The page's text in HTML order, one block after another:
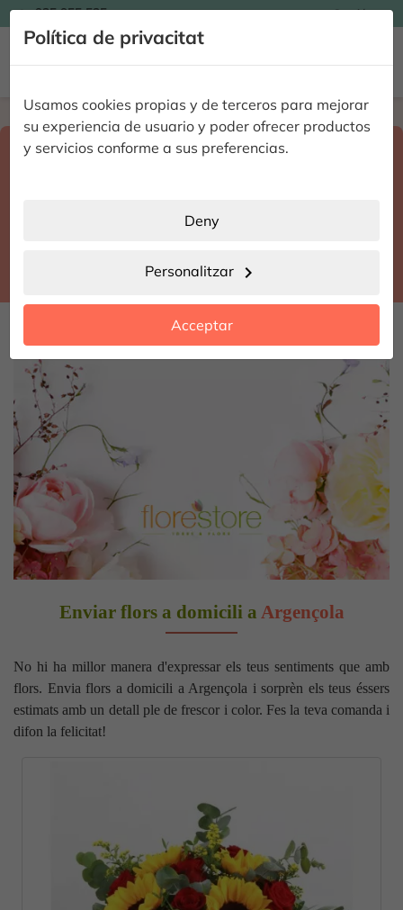
Política de privacitat
Usamos cookies propias y de terceros para mejorar
su experiencia de usuario y poder ofrecer productos
y servicios conforme a sus preferencias.
Deny
Personalitzar chevron_right
Acceptar
935 955 525 Catalán
 
Home Enviar flores a domicilio Barcelona
Select destination and delivery date
Enviar flors a domicili a Argençola
No hi ha millor manera d'expressar els teus sentiments que amb
flors. Envia flors a domicili a Argençola i sorprèn els teus éssers
estimats amb un detall ple de frescor i color. Fes la teva comanda i
difon la felicitat!